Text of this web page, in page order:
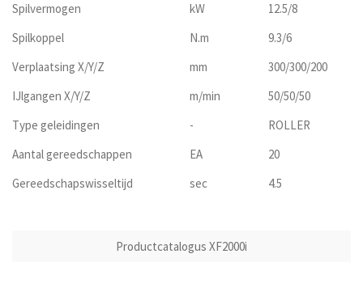
Spilvermogen
kW
12.5/8
Spilkoppel
N.m
9.3/6
Verplaatsing X/Y/Z
mm
300/300/200
IJlgangen X/Y/Z
m/min
50/50/50
Type geleidingen
-
ROLLER
Aantal gereedschappen
EA
20
Gereedschapswisseltijd
sec 4.5
Productcatalogus XF2000i